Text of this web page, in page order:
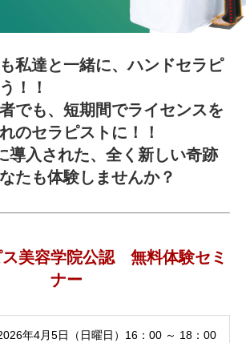
私達と一緒に、ハンドセラピ
！！
でも、短期間でライセンスを
のセラピストに！！
導入された、全く新しい奇跡
たも体験しませんか？
美容学院公認 無料体験セミ
ナー
年4月5日（日曜日）16：00 ～ 18：00